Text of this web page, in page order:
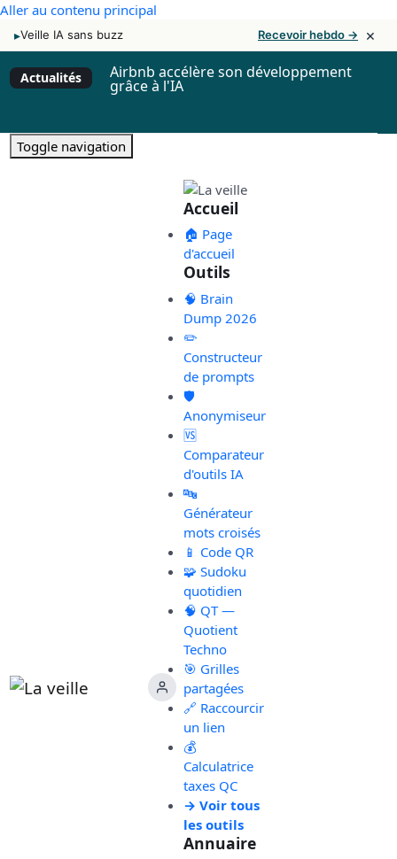
Aller au contenu principal
▸Veille IA sans buzz Recevoir hebdo → ×
Actualités Airbnb accélère son développement
grâce à l'IA
Toggle navigation
Accueil
🏠 Page
d'accueil
Outils
🧠 Brain
Dump 2026
✏️
Constructeur
de prompts
🛡️
Anonymiseur
🆚
Comparateur
d'outils IA
🔤
Générateur
mots croisés
📱 Code QR
🧩 Sudoku
quotidien
🧠 QT —
Quotient
Techno
🎯 Grilles
partagées
🔗 Raccourcir
un lien
💰
Calculatrice
taxes QC
→ Voir tous
les outils
Annuaire